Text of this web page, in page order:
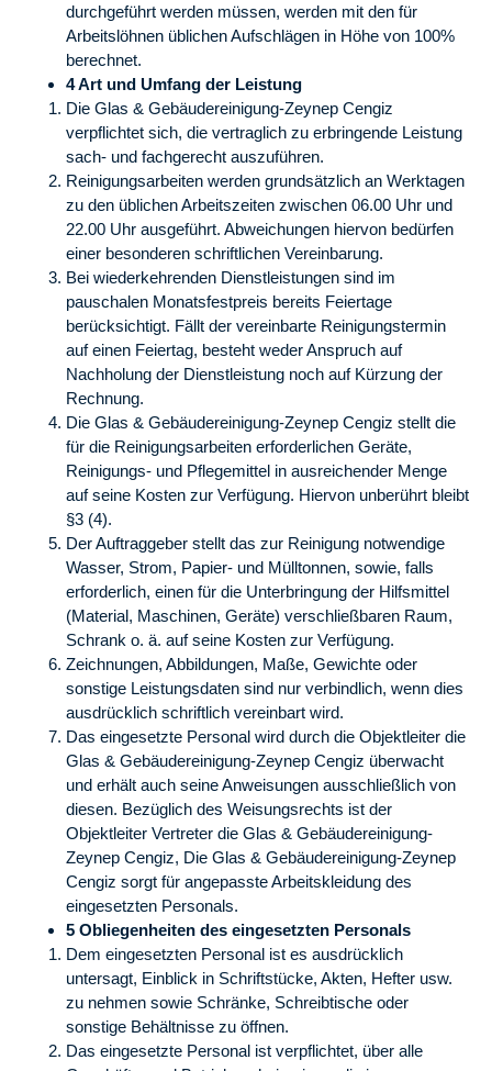
durchgeführt werden müssen, werden mit den für
Arbeitslöhnen üblichen Aufschlägen in Höhe von 100%
berechnet.
4 Art und Umfang der Leistung
Die Glas & Gebäudereinigung-Zeynep Cengiz
verpflichtet sich, die vertraglich zu erbringende Leistung
sach- und fachgerecht auszuführen.
Reinigungsarbeiten werden grundsätzlich an Werktagen
zu den üblichen Arbeitszeiten zwischen 06.00 Uhr und
22.00 Uhr ausgeführt. Abweichungen hiervon bedürfen
einer besonderen schriftlichen Vereinbarung.
Bei wiederkehrenden Dienstleistungen sind im
pauschalen Monatsfestpreis bereits Feiertage
berücksichtigt. Fällt der vereinbarte Reinigungstermin
auf einen Feiertag, besteht weder Anspruch auf
Nachholung der Dienstleistung noch auf Kürzung der
Rechnung.
Die Glas & Gebäudereinigung-Zeynep Cengiz stellt die
für die Reinigungsarbeiten erforderlichen Geräte,
Reinigungs- und Pflegemittel in ausreichender Menge
auf seine Kosten zur Verfügung. Hiervon unberührt bleibt
§3 (4).
Der Auftraggeber stellt das zur Reinigung notwendige
Wasser, Strom, Papier- und Mülltonnen, sowie, falls
erforderlich, einen für die Unterbringung der Hilfsmittel
(Material, Maschinen, Geräte) verschließbaren Raum,
Schrank o. ä. auf seine Kosten zur Verfügung.
Zeichnungen, Abbildungen, Maße, Gewichte oder
sonstige Leistungsdaten sind nur verbindlich, wenn dies
ausdrücklich schriftlich vereinbart wird.
Das eingesetzte Personal wird durch die Objektleiter die
Glas & Gebäudereinigung-Zeynep Cengiz überwacht
und erhält auch seine Anweisungen ausschließlich von
diesen. Bezüglich des Weisungsrechts ist der
Objektleiter Vertreter die Glas & Gebäudereinigung-
Zeynep Cengiz, Die Glas & Gebäudereinigung-Zeynep
Cengiz sorgt für angepasste Arbeitskleidung des
eingesetzten Personals.
5 Obliegenheiten des eingesetzten Personals
Dem eingesetzten Personal ist es ausdrücklich
untersagt, Einblick in Schriftstücke, Akten, Hefter usw.
zu nehmen sowie Schränke, Schreibtische oder
sonstige Behältnisse zu öffnen.
Das eingesetzte Personal ist verpflichtet, über alle